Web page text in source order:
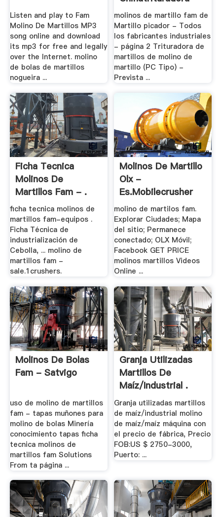
Listen and play to Fam
Molino De Martillos MP3
song online and download
its mp3 for free and legally
over the Internet. molino
de bolas de martillos
nogueira ...
molinos de martillo fam de
Martillo picador - Todos
los fabricantes industriales
- página 2 Trituradora de
martillos de molino de
martillo (PC Tipo) -
Prevista ...
Ficha Tecnica
Molinos De
Martillos Fam - .
ficha tecnica molinos de
martillos fam-equipos .
Ficha Técnica de
industrialización de
Cebolla, ... molino de
martillos fam -
sale.1crushers.
Molinos De Martillo
Olx -
Es.mobilecrusher
molino de martilos fam.
Explorar Ciudades; Mapa
del sitio; Permanece
conectado; OLX Móvil;
Facebook GET PRICE
molinos martillos Videos
Online ...
Molinos De Bolas
Fam - Satvigo
uso de molino de martillos
fam - tapas muñones para
molino de bolas Minería
conocimiento tapas ficha
tecnica molinos de
martillos fam Solutions
From ta página ...
Granja Utilizadas
Martillos De
Maíz/industrial .
Granja utilizadas martillos
de maíz/industrial molino
de maíz/maíz máquina con
el precio de fábrica, Precio
FOB:US $ 2750-3000,
Puerto: ...